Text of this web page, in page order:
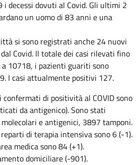
i decessi dovuti al Covid. Gli ultimi 2
un uomo di 83 anni e una
si sono registrati anche 24 nuovi
Covid. Il totale dei casi rilevati fino
10718, i pazienti guariti sono
I casi attualmente positivi 127.
confermati di positività al COVID sono
da antigenico). Sono stati
e antigenici, 3897 tamponi.
di terapia intensiva sono 6 (-1).
medica sono 84 (+1).
domiciliare (-901).